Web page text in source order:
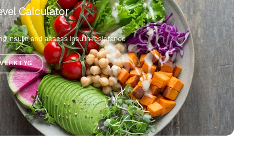
Calculator
insulin and assess insulin resistance